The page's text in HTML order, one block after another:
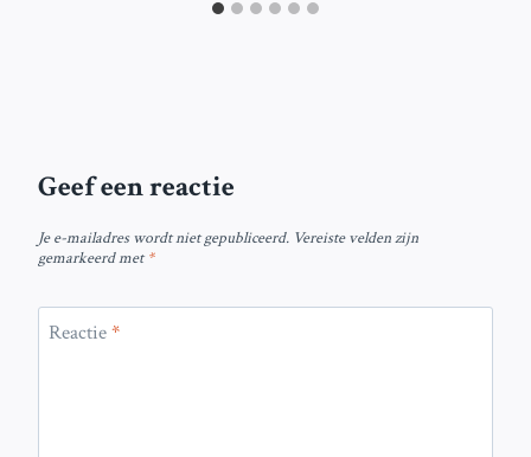
Geef een reactie
Je e-mailadres wordt niet gepubliceerd. Vereiste velden zijn
gemarkeerd met*
Reactie*